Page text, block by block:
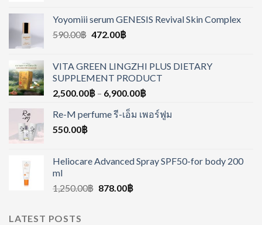
Yoyomiii serum GENESIS Revival Skin Complex
590.00฿ 472.00฿
VITA GREEN LINGZHI PLUS DIETARY
SUPPLEMENT PRODUCT
2,500.00฿ – 6,900.00฿
Re-M perfume รี-เอ็ม เพอร์ฟูม
550.00฿
Heliocare Advanced Spray SPF50-for body 200
ml
1,250.00฿ 878.00฿
LATEST POSTS